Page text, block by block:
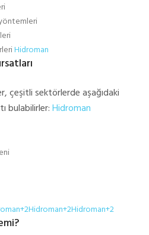
Hidroman
çeşitli sektörlerde aşağıdaki
bulabilirler:Hidroman